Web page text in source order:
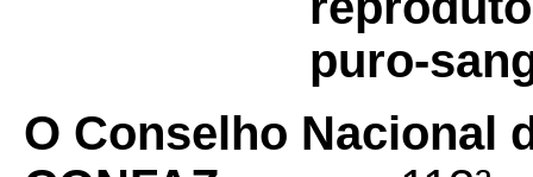
puro-
O Conselho Nacional